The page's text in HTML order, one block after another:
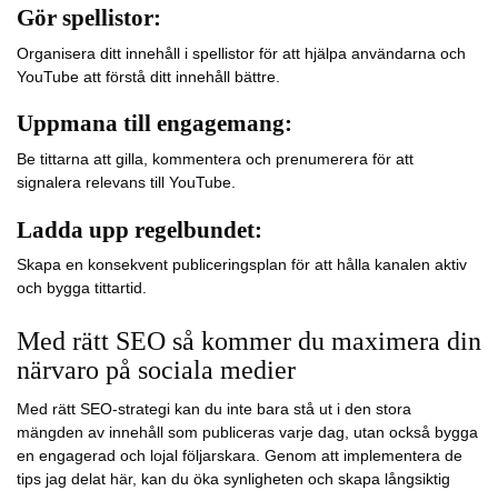
Gör spellistor:
Organisera ditt innehåll i spellistor för att hjälpa användarna och
YouTube att förstå ditt innehåll bättre.
Uppmana till engagemang:
Be tittarna att gilla, kommentera och prenumerera för att
signalera relevans till YouTube.
Ladda upp regelbundet:
Skapa en konsekvent publiceringsplan för att hålla kanalen aktiv
och bygga tittartid.
Med rätt SEO så kommer du maximera din
närvaro på sociala medier
Med rätt SEO-strategi kan du inte bara stå ut i den stora
mängden av innehåll som publiceras varje dag, utan också bygga
en engagerad och lojal följarskara. Genom att implementera de
tips jag delat här, kan du öka synligheten och skapa långsiktig